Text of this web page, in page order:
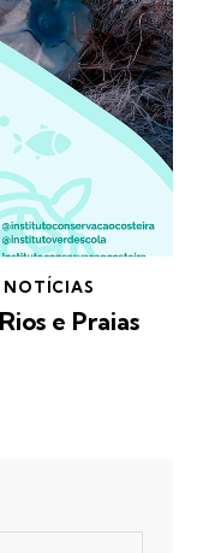
NOTÍCIAS
e Praias